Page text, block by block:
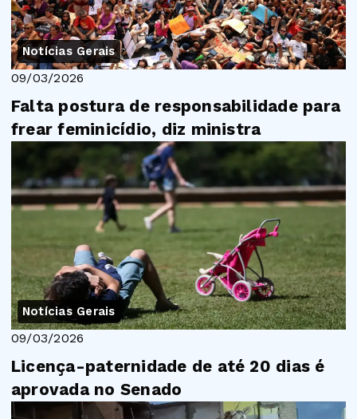
Notícias Gerais
09/03/2026
Falta postura de responsabilidade para
frear feminicídio, diz ministra
Notícias Gerais
09/03/2026
Licença-paternidade de até 20 dias é
aprovada no Senado